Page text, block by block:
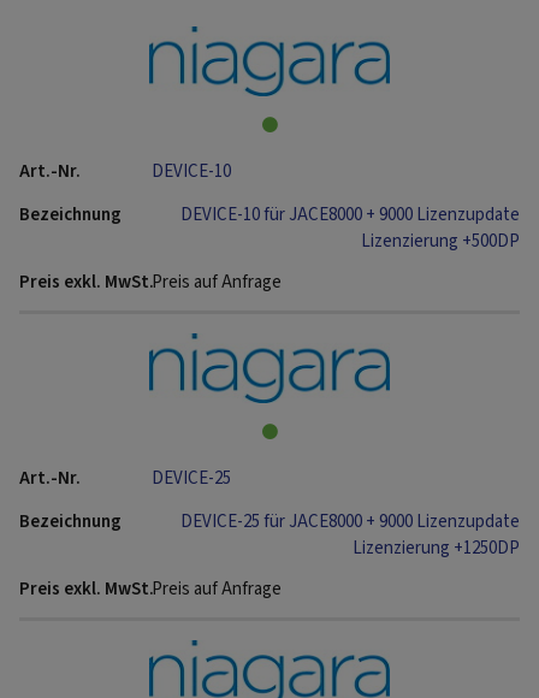
DEVICE-10
DEVICE-10 für JACE8000 + 9000 Lizenzupdate
Lizenzierung +500DP
Preis auf Anfrage
DEVICE-25
DEVICE-25 für JACE8000 + 9000 Lizenzupdate
Lizenzierung +1250DP
Preis auf Anfrage